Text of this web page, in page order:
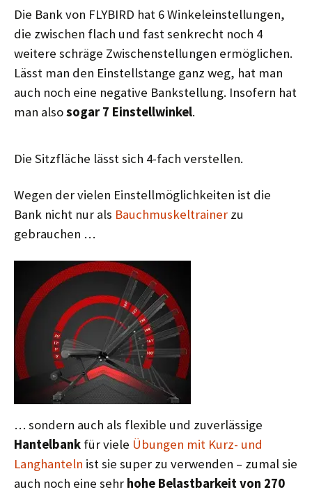
Die Bank von FLYBIRD hat 6 Winkeleinstellungen,
die zwischen flach und fast senkrecht noch 4
weitere schräge Zwischenstellungen ermöglichen.
Lässt man den Einstellstange ganz weg, hat man
auch noch eine negative Bankstellung. Insofern hat
man alsosogar 7 Einstellwinkel.
Die Sitzfläche lässt sich 4-fach verstellen.
Wegen der vielen Einstellmöglichkeiten ist die
Bank nicht nur als Bauchmuskeltrainer zu
gebrauchen …
… sondern auch als flexible und zuverlässige
Hantelbank für viele Übungen mit Kurz- und
Langhanteln ist sie super zu verwenden – zumal sie
auch noch eine sehr hohe Belastbarkeit von 270